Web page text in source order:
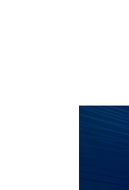
CAPA
NOTÍCIAS
PARA